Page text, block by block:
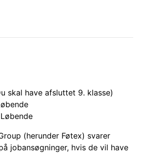
skal have afsluttet 9. klasse)
Løbende
(herunder Føtex) svarer
jobansøgninger, hvis de vil have